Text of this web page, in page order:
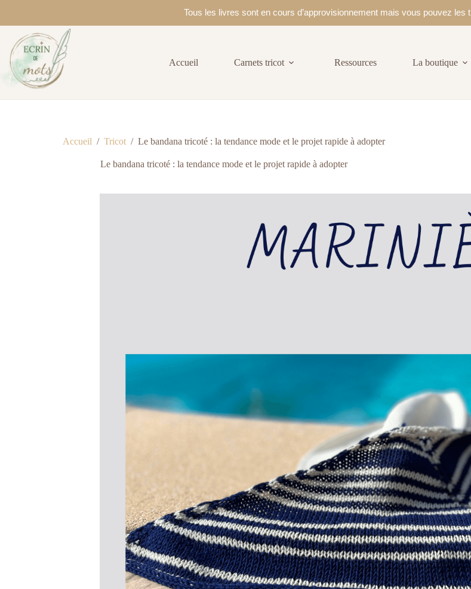
Tous les livres sont en cours d’approvisionnement mais vous pouvez les
contenu
Accueil
Carnets tricot Ressources La boutique
Accueil / Tricot / Le bandana tricoté : la tendance mode et le projet rapide à adopter
Le bandana tricoté : la tendance mode et le projet rapide à adopter